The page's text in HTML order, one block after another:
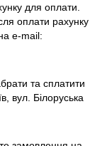
для оплати.
оплати рахунку
e-mail:
та сплатити
вул. Білоруська